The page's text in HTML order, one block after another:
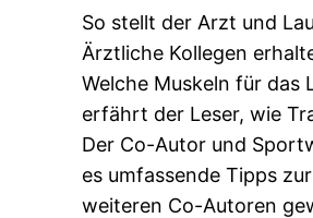
So stellt der Arzt und
Ärztliche Kollegen
Welche Muskeln für
erfährt der Leser, wie
Der Co-Autor und
es umfassende Tipps
weiteren Co-Autoren